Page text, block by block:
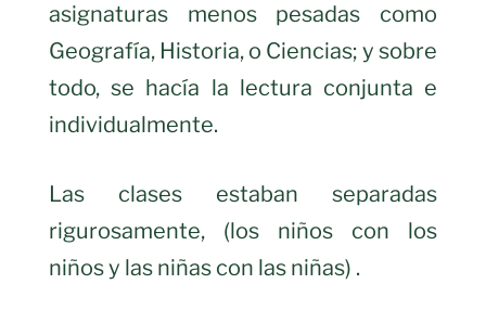
asignaturas menos pesadas como
Geografía, Historia, o Ciencias; y sobre
todo, se hacía la lectura conjunta e
individualmente.
Las clases estaban separadas
rigurosamente, (los niños con los
niños y las niñas con las niñas) .